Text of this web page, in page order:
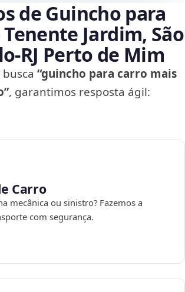
de Guincho para
Jardim, São
Perto de Mim
“guincho para carro mais
, garantimos resposta ágil:
Carro
mecânica ou sinistro? Fazemos a
com segurança.